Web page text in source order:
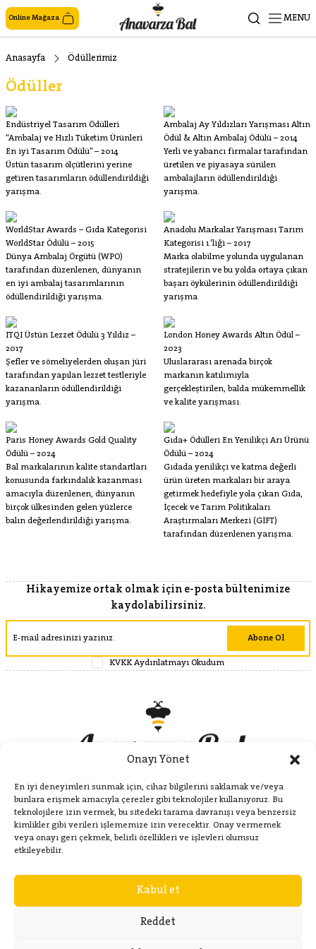
Onayı Yönet
En iyi deneyimleri sunmak için, cihaz bilgilerini saklamak ve/veya
bunlara erişmek amacıyla çerezler gibi teknolojiler kullanıyoruz. Bu
teknolojilere izin vermek, bu sitedeki tarama davranışı veya benzersiz
kimlikler gibi verileri işlememize izin verecektir. Onay vermemek
veya onayı geri çekmek, belirli özellikleri ve işlevleri olumsuz
etkileyebilir.
Kabul et
Reddet
Online Mağaza MENU
Anasayfa Ödüllerimiz
Ödüller
Endüstriyel Tasarım Ödülleri
“Ambalaj ve Hızlı Tüketim Ürünleri
En iyi Tasarım Ödülü” – 2014
Üstün tasarım ölçütlerini yerine
getiren tasarımların ödüllendirildiği
yarışma.
Ambalaj Ay Yıldızları Yarışması Altın
Ödül & Altın Ambalaj Ödülü – 2014
Yerli ve yabancı firmalar tarafından
üretilen ve piyasaya sürülen
ambalajların ödüllendirildiği
yarışma.
WorldStar Awards – Gıda Kategorisi
WorldStar Ödülü – 2015
Dünya Ambalaj Örgütü (WPO)
tarafından düzenlenen, dünyanın
en iyi ambalaj tasarımlarının
ödüllendirildiği yarışma.
Anadolu Markalar Yarışması Tarım
Kategorisi 1.’liği – 2017
Marka olabilme yolunda uygulanan
stratejilerin ve bu yolda ortaya çıkan
başarı öykülerinin ödüllendirildiği
yarışma.
ITQI Üstün Lezzet Ödülü 3 Yıldız –
2017
Şefler ve sömeliyelerden oluşan jüri
tarafından yapılan lezzet testleriyle
kazananların ödüllendirildiği
yarışma.
London Honey Awards Altın Ödül –
2023
Uluslararası arenada birçok
markanın katılımıyla
gerçekleştirilen, balda mükemmellik
ve kalite yarışması.
Paris Honey Awards Gold Quality
Ödülü – 2024
Bal markalarının kalite standartları
konusunda farkındalık kazanması
amacıyla düzenlenen, dünyanın
birçok ülkesinden gelen yüzlerce
balın değerlendirildiği yarışma.
Gıda+ Ödülleri En Yenilikçi Arı Ürünü
Ödülü – 2024
Gıdada yenilikçi ve katma değerli
ürün üreten markaları bir araya
getirmek hedefiyle yola çıkan Gıda,
İçecek ve Tarım Politikaları
Araştırmaları Merkezi (GİFT)
tarafından düzenlenen yarışma.
Hikayemize ortak olmak için e-posta bültenimize
kaydolabilirsiniz.
KVKK Aydınlatmayı Okudum
Abone Ol
Kategoriler